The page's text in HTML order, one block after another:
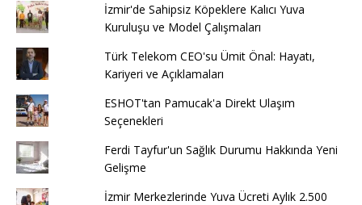
İzmir'de Sahipsiz Köpeklere Kalıcı Yuva
Kuruluşu ve Model Çalışmaları
Türk Telekom CEO'su Ümit Önal: Hayatı,
Kariyeri ve Açıklamaları
ESHOT'tan Pamucak'a Direkt Ulaşım
Seçenekleri
Ferdi Tayfur'un Sağlık Durumu Hakkında Yeni
Gelişme
İzmir Merkezlerinde Yuva Ücreti Aylık 2.500